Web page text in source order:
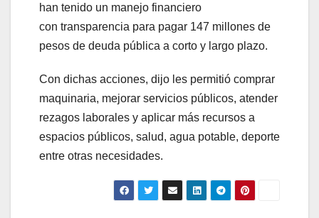
han tenido un manejo financiero
con transparencia para pagar 147 millones de
pesos de deuda pública a corto y largo plazo.
Con dichas acciones, dijo les permitió comprar
maquinaria, mejorar servicios públicos, atender
rezagos laborales y aplicar más recursos a
espacios públicos, salud, agua potable, deporte
entre otras necesidades.